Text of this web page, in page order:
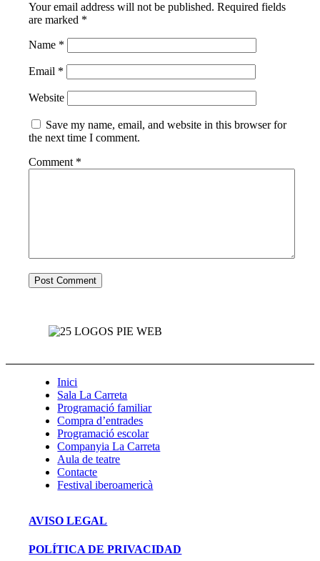
Your email address will not be published. Required fields
are marked *
Name *
Email *
Website
Save my name, email, and website in this browser for
the next time I comment.
Comment *
Inici
Sala La Carreta
Programació familiar
Compra d’entrades
Programació escolar
Companyia La Carreta
Aula de teatre
Contacte
Festival iberoamericà
AVISO LEGAL
POLÍTICA DE PRIVACIDAD